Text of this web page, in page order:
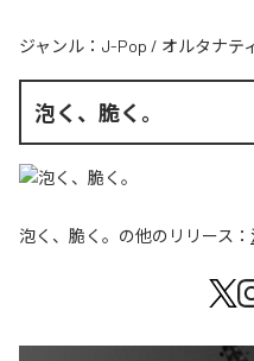
ジャンル： J-Pop / オルタナテ
泡く、脆く。
泡く、脆く。 の他のリリース：